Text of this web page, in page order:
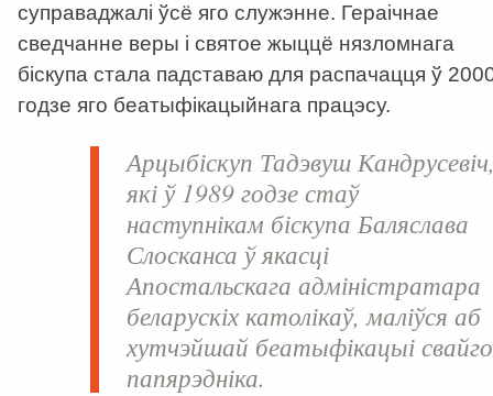
суправаджалі ўсё яго служэнне. Гераічнае
сведчанне веры і святое жыццё нязломнага
біскупа стала падставаю для распачацця ў
годзе яго беатыфікацыйнага працэсу.
Арцыбіскуп Тадэвуш
які ў 1989 годзе стаў
наступнікам біскупа Баляслава
Слосканса ў якасці
Апостальскага адміністратара
беларускіх католікаў, маліўся аб
хутчэйшай беатыфікацыі свайго
папярэдніка.